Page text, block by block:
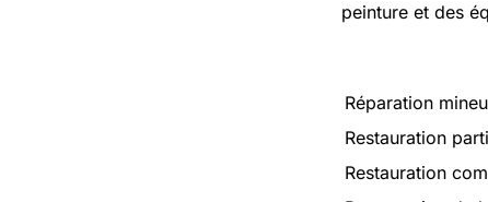
peinture et des
Réparation
Restauration
Restauration